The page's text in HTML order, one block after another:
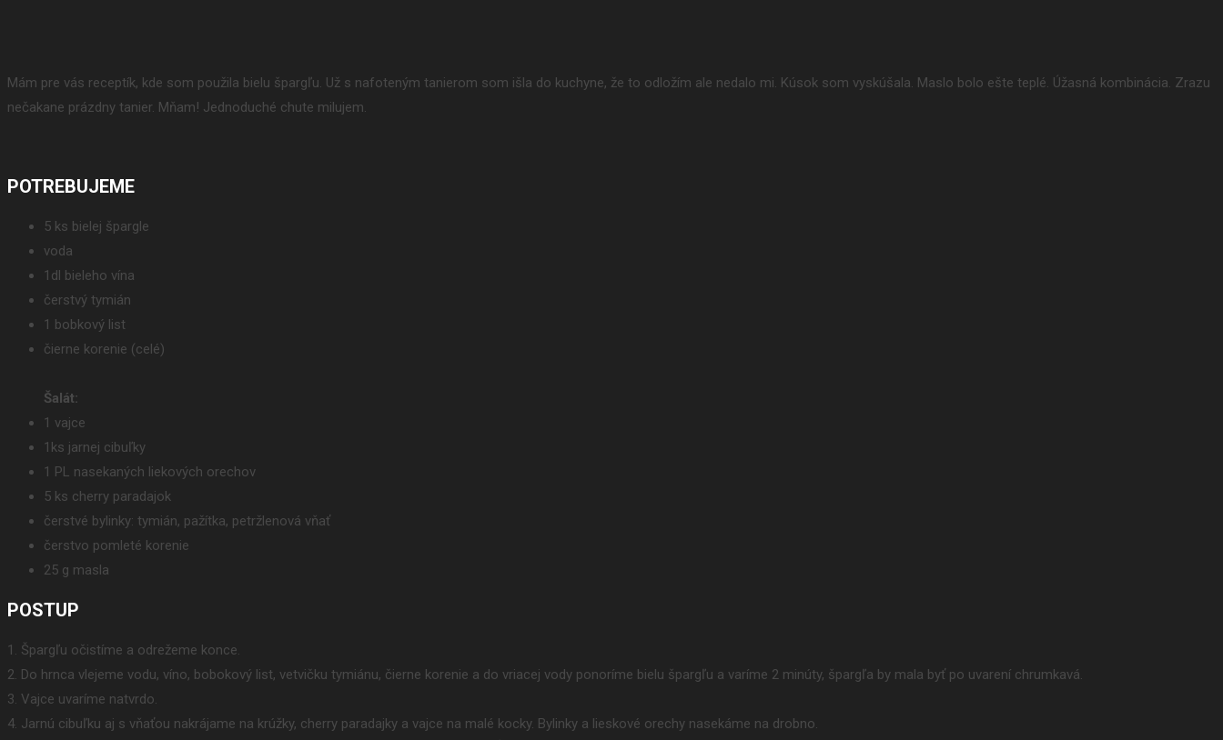
Mám pre vás receptík, kde som použila bielu špargľu. Už s nafoteným tanierom som išla do kuchyne, že to odložím ale nedalo mi. Kúsok som vyskúšala. Maslo bolo ešte teplé. Úžasná kombinácia. Zrazu
nečakane prázdny tanier. Mňam! Jednoduché chute milujem.
POTREBUJEME
5 ks bielej špargle
voda
1dl bieleho vína
čerstvý tymián
1 bobkový list
čierne korenie (celé)
Šalát:
1 vajce
1ks jarnej cibuľky
1 PL nasekaných liekových orechov
5 ks cherry paradajok
čerstvé bylinky: tymián, pažítka, petržlenová vňať
čerstvo pomleté korenie
25 g masla
POSTUP
1. Špargľu očistíme a odrežeme konce.
2. Do hrnca vlejeme vodu, víno, bobokový list, vetvičku tymiánu, čierne korenie a do vriacej vody ponoríme bielu špargľu a varíme 2 minúty, špargľa by mala byť po uvarení chrumkavá.
3. Vajce uvaríme natvrdo.
4. Jarnú cibuľku aj s vňaťou nakrájame na krúžky, cherry paradajky a vajce na malé kocky. Bylinky a lieskové orechy nasekáme na drobno.